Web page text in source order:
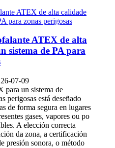
ATEX de alta
sistema de PA para
07-09
para un sistema de
perigosas está deseñado
de forma segura en lugares
gases, vapores ou po
A elección correcta
da zona, a certificación
presión sonora, o método